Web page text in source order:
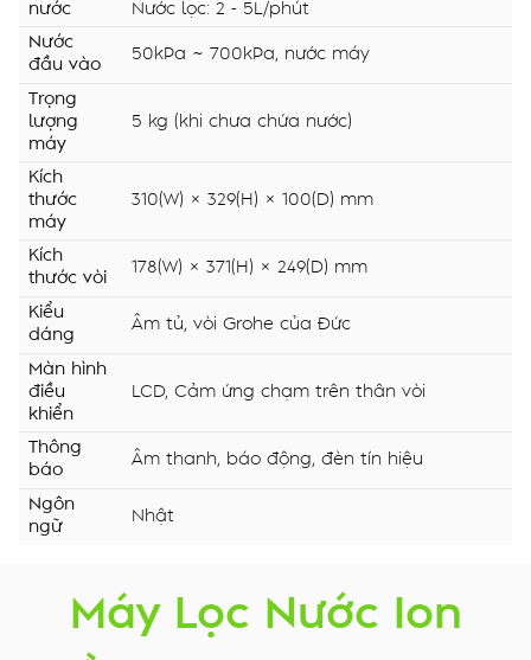
nước
Nước lọc: 2 - 5L/phút
Nước
đầu vào
50kPa ~ 700kPa, nước máy
Trọng
lượng
máy
5 kg (khi chưa chứa nước)
Kích
thước
máy
310(W) × 329(H) × 100(D) mm
Kích
thước vòi
178(W) × 371(H) × 249(D) mm
Kiểu
dáng
Âm tủ, vòi Grohe của Đức
Màn hình
điều
khiển
LCD, Cảm ứng chạm trên thân vòi
Thông
báo
Âm thanh, báo động, đèn tín hiệu
Ngôn
ngữ
Nhật
Máy Lọc Nước Ion